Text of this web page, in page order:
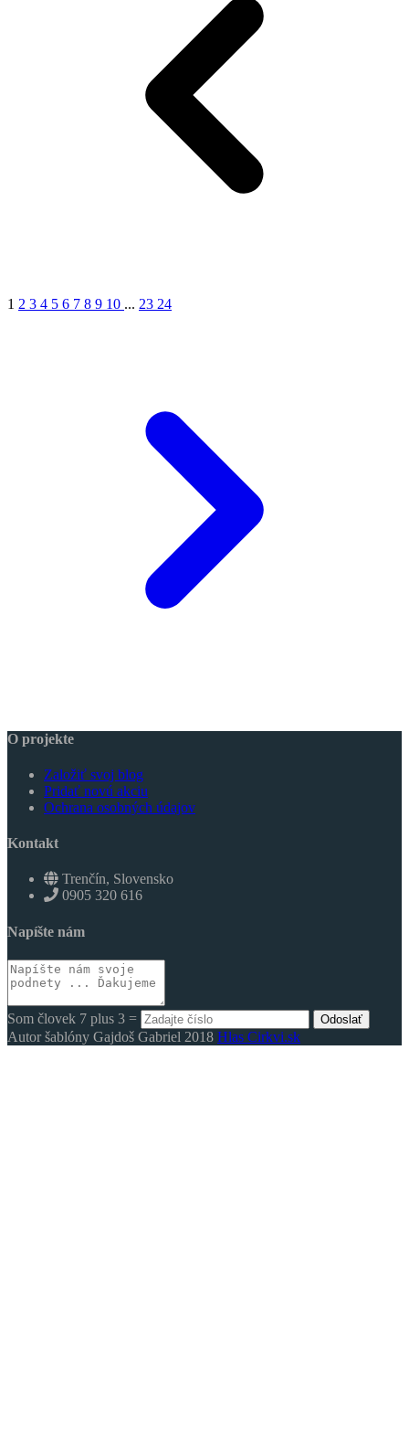
1 2 3 4 5 6 7 8 9 10 ... 23 24
O projekte
Založiť svoj blog
Pridať novú akciu
Ochrana osobných údajov
Kontakt
Trenčín, Slovensko
0905 320 616
Napíšte nám
Som človek 7 plus 3 = Odoslať
Autor šablóny Gajdoš Gabriel 2018 Hlas Cirkvi.sk